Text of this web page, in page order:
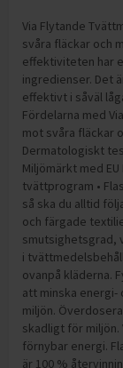
Via Flytande
svåra fläckar och
effektiviteten har
ingredienser. Det
effektivt i såväl
Fördelarna med
mot svåra fläckar
Dermatologiskt
Miljömärkt med
tvättprogram •
så ska du alltid
och färgade
smutsighetsgrad,
i
ovanpå kläderna.
att minska energi-
miljön.
skadligt för miljön.
förnybar energi.
är 100 %